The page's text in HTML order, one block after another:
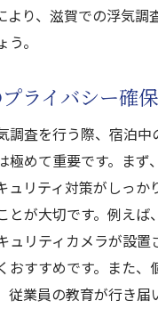
より、滋賀での浮気調
。
ライバシー確
調査を行う際、宿泊
極めて重要です。まず
ュリティ対策がしっか
とが大切です。例えば
ュリティカメラが設置
おすすめです。また、
従業員の教育が行き届